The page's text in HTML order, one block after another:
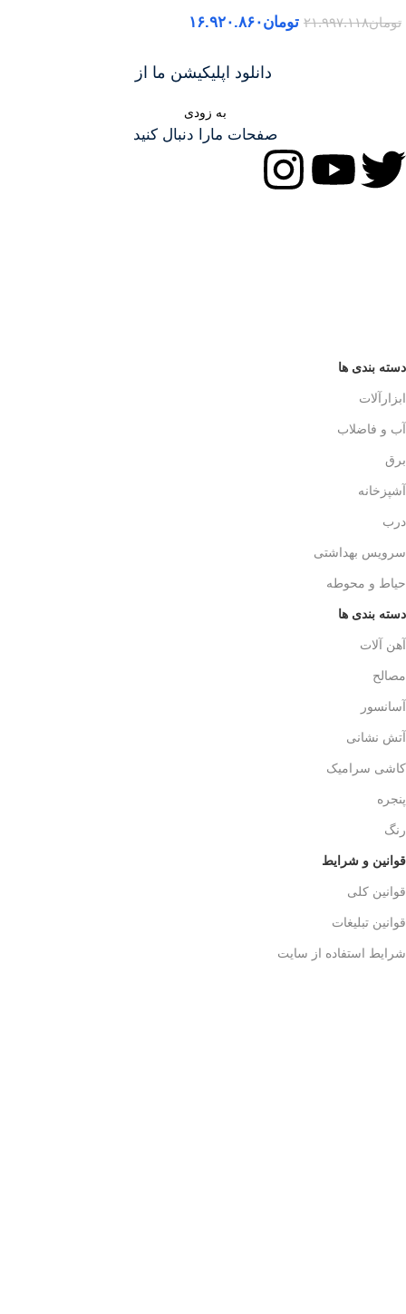
تومان۲۱.۹۹۷.۱۱۸ تومان۱۶.۹۲۰.۸۶۰
دانلود اپلیکیشن ما از
به زودی
صفحات مارا دنبال کنید
دسته بندی ها
ابزارآلات
آب و فاضلاب
برق
آشپزخانه
درب
سرویس بهداشتی
حیاط و محوطه
دسته بندی ها
آهن آلات
مصالح
آسانسور
آتش نشانی
کاشی سرامیک
پنجره
رنگ
قوانین و شرایط
قوانین کلی
قوانین تبلیغات
شرایط استفاده از سایت